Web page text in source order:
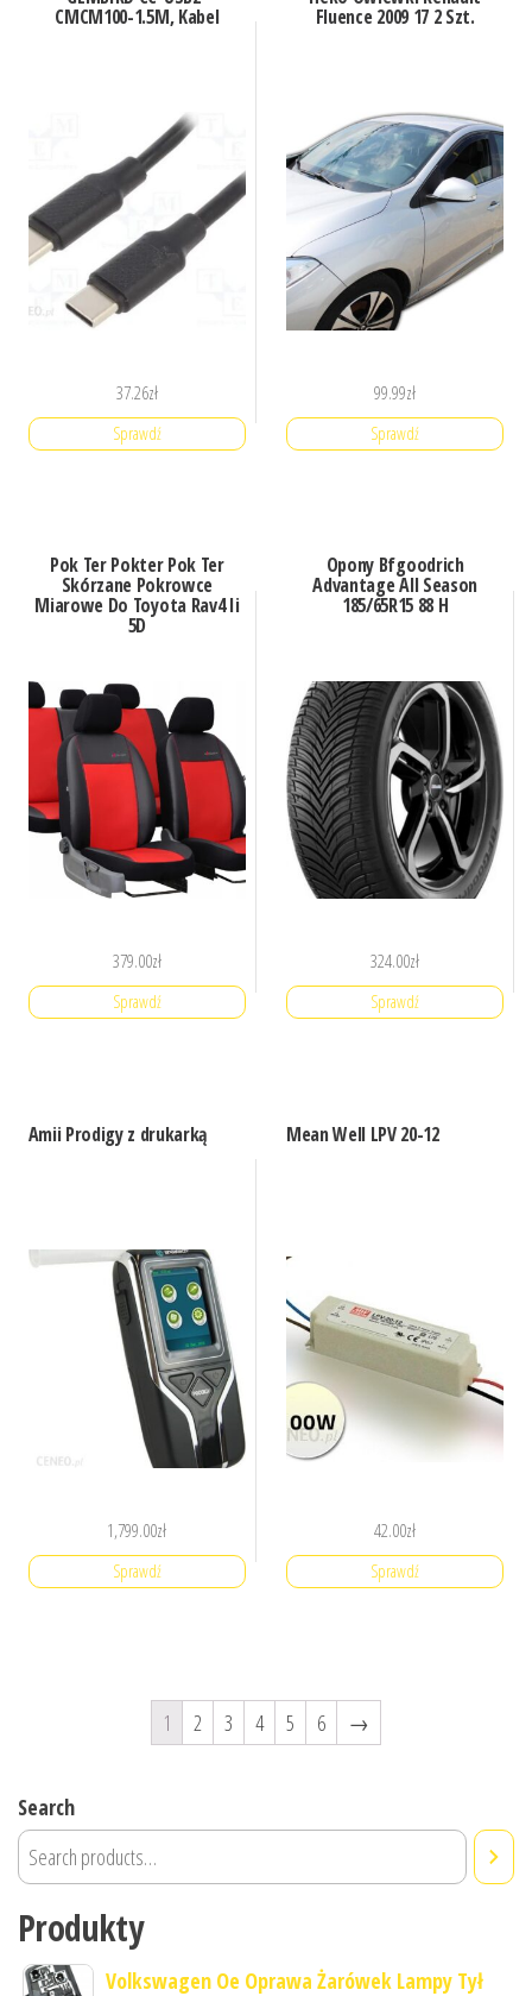
CMCM100-1.5M, Kabel
37.26zł
Sprawdź
Fluence 2009 17 2 Szt.
99.99zł
Sprawdź
Pok Ter Pokter Pok Ter
Skórzane Pokrowce
Miarowe Do Toyota Rav4 Ii
5D
379.00zł
Sprawdź
Opony Bfgoodrich
Advantage All Season
185/65R15 88 H
324.00zł
Sprawdź
Amii Prodigy z drukarką
1,799.00zł
Sprawdź
Mean Well LPV 20-12
42.00zł
Sprawdź
1 2 3 4 5 6 →
Search
Produkty
Volkswagen Oe Oprawa Żarówek Lampy Tył